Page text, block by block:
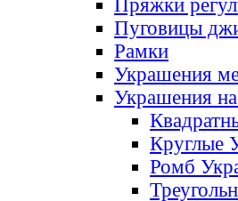
Пряжки
Пуговицы
Рамки
Украшения
Украшения
Круглые
Ромб